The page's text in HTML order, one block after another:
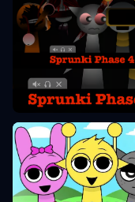
Sprunki Fase 4